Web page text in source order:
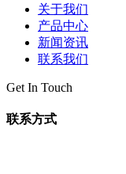
关于我们
产品中心
新闻资讯
联系我们
Get In Touch
联系方式